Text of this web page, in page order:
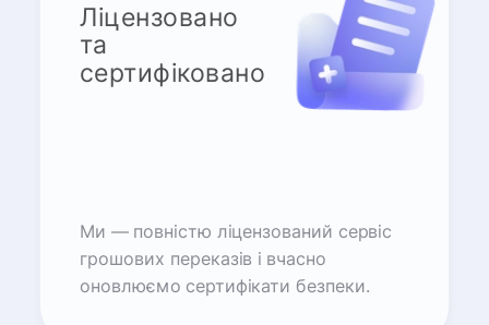
Ліцензовано
та
сертифіковано
Ми — повністю ліцензований сервіс
грошових переказів і вчасно
оновлюємо сертифікати безпеки.